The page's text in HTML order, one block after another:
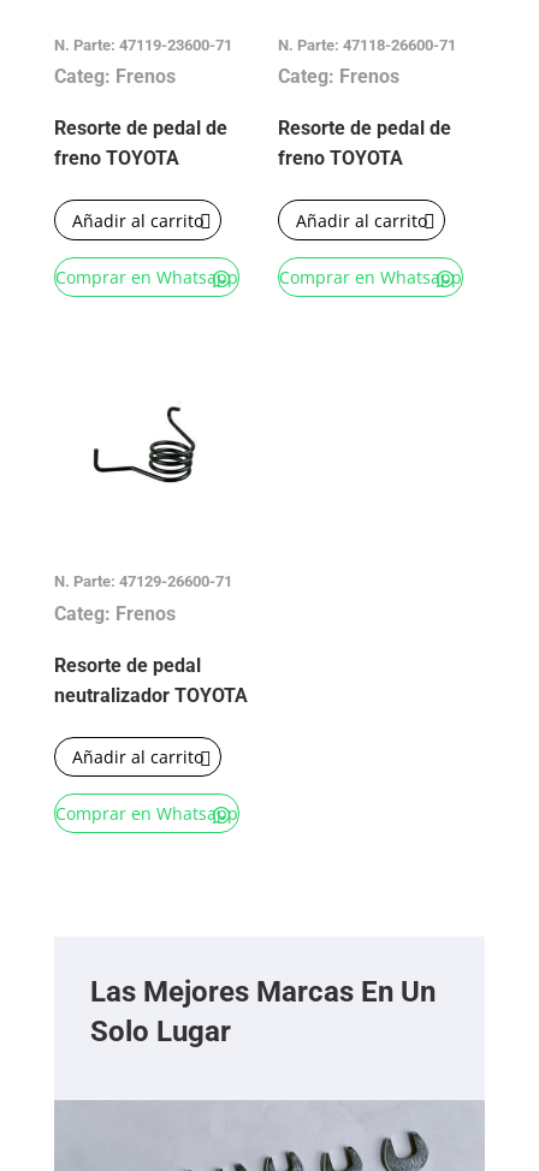
N. Parte: 47119-23600-71
Categ: Frenos
Resorte de pedal de
freno TOYOTA
Añadir al carrito
Comprar en Whatsapp
N. Parte: 47118-26600-71
Categ: Frenos
Resorte de pedal de
freno TOYOTA
Añadir al carrito
Comprar en Whatsapp
N. Parte: 47129-26600-71
Categ: Frenos
Resorte de pedal
neutralizador TOYOTA
Añadir al carrito
Comprar en Whatsapp
Las Mejores Marcas En Un
Solo Lugar